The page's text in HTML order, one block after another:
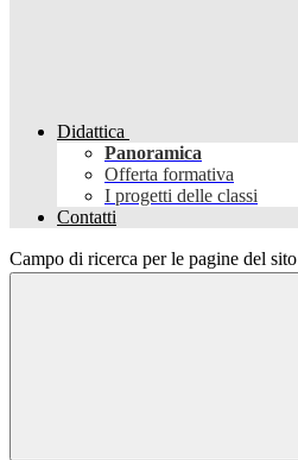
Didattica
Panoramica
Offerta formativa
I progetti delle classi
Contatti
Campo di ricerca per le pagine del sito